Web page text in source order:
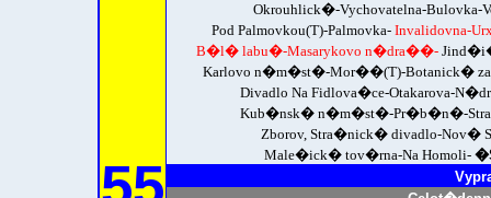
Okrouhlick�-Vychovatelna-
Pod Palmovkou(T)-Palmovka-Invalidovna-
B�l� labu�-Masarykovo n�dra��-
Karlovo n�m�st�-Mor��(T)-Botanick�
Divadlo Na Fidlova�ce-Otakarova-
Kub�nsk� n�m�st�-Pr�b�n�-
Zborov, Stra�nick� divadlo-Nov�
Male�ick� tov�rna-Na Homoli-